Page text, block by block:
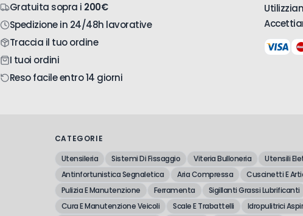
Gratuita sopra i 200€
Spedizione in 24/48h lavorative
Traccia il tuo ordine
I tuoi ordini
Reso facile entro 14 giorni
CATEGORIE
Utensileria
Sistemi Di Fissaggio Viteria Bulloneria
Utensili
Antinfortunistica Segnaletica
Aria Compressa
Cuscinetti E
Pulizia E Manutenzione
Ferramenta
Sigillanti Grassi Lubrificanti
Cura E Manutenzione Veicoli
Scale E Trabattelli Idropulitrici